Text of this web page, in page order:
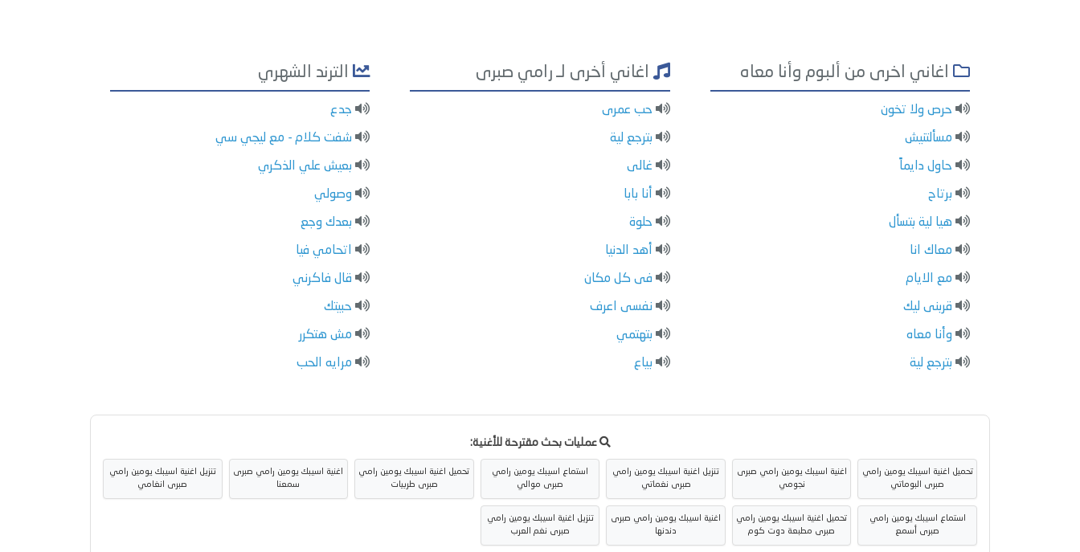
اغاني اخرى من ألبوم وأنا معاه
حرص ولا تخون
مسألتنيش
حاول دايماً
برتاح
هيا لية بتسأل
معاك انا
مع الايام
قربنى ليك
وأنا معاه
بترجع لية
اغاني أخرى لـ رامي صبرى
حب عمرى
بترجع لية
غالى
أنا بابا
حلوة
أهد الدنيا
فى كل مكان
نفسى اعرف
بتهتمي
بياع
الترند الشهري
جدع
شفت كلام - مع ليجي سي
بعيش علي الذكري
وصولي
بعدك وجع
اتحامي فيا
قال فاكرني
حبيتك
مش هتكرر
مرايه الحب
عمليات بحث مقترحة للأغنية:
تحميل اغنية اسيبك يومين رامي
صبرى البوماتي
اغنية اسيبك يومين رامي صبرى
نجومي
تنزيل اغنية اسيبك يومين رامي
صبرى نغماتي
استماع اسيبك يومين رامي
صبرى موالي
تحميل اغنية اسيبك يومين رامي
صبرى طربيات
اغنية اسيبك يومين رامي صبرى
سمعنا
تنزيل اغنية اسيبك يومين رامي
صبرى انغامي
استماع اسيبك يومين رامي
صبرى أسمع
تحميل اغنية اسيبك يومين رامي
صبرى مطبعة دوت كوم
اغنية اسيبك يومين رامي صبرى
دندنها
تنزيل اغنية اسيبك يومين رامي
صبرى نغم العرب